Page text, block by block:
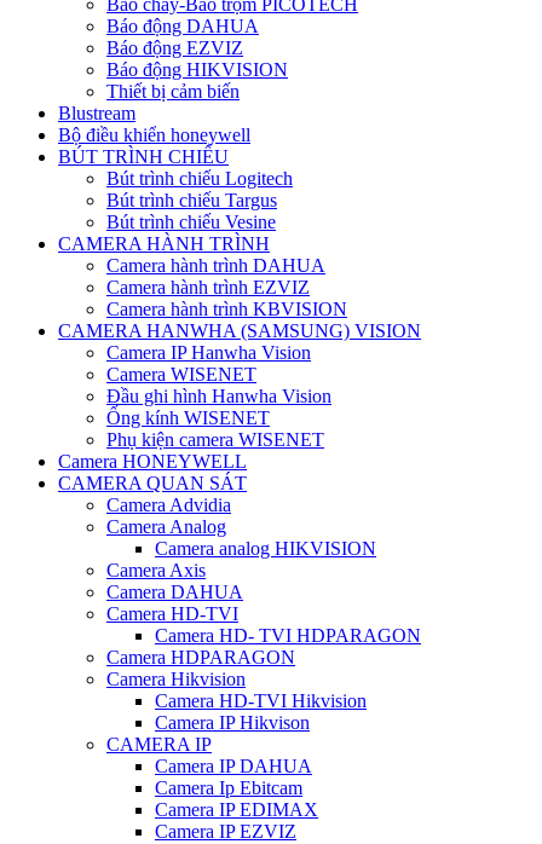
Báo động DAHUA
Báo động EZVIZ
Báo động HIKVISION
Thiết bị cảm biến
Blustream
Bộ điều khiển honeywell
BÚT TRÌNH CHIẾU
Bút trình chiếu Logitech
Bút trình chiếu Targus
Bút trình chiếu Vesine
CAMERA HÀNH TRÌNH
Camera hành trình DAHUA
Camera hành trình EZVIZ
Camera hành trình KBVISION
CAMERA HANWHA (SAMSUNG) VISION
Camera IP Hanwha Vision
Camera WISENET
Đầu ghi hình Hanwha Vision
Ống kính WISENET
Phụ kiện camera WISENET
Camera HONEYWELL
CAMERA QUAN SÁT
Camera Advidia
Camera Analog
Camera analog HIKVISION
Camera Axis
Camera DAHUA
Camera HD-TVI
Camera HD- TVI HDPARAGON
Camera HDPARAGON
Camera Hikvision
Camera HD-TVI Hikvision
Camera IP Hikvison
CAMERA IP
Camera IP DAHUA
Camera Ip Ebitcam
Camera IP EDIMAX
Camera IP EZVIZ